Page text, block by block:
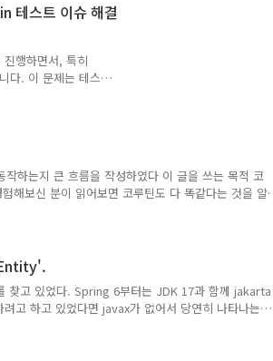
을 하기 위해서 사용
무엇인지, 왜 스프
액티브 선언문에서
테스트 이슈 해결
행하면서, 특히
다. 이 문제는 테스트
련이 있습니다. 디
하는 걸 봤습니다.
registered for
라미터들을 못찾는
하는지 큰 흐름을 작성하였다 이 글을 쓰는 목적 코
보신 분이 읽어보면 코루틴도 다 똑같다는 것을 알
사람이면 더 쉽게 이해하실 수 있을 것 같다. 그리고
풀에 있는 다른 쓰레드에 작업을 넘기는 프로그래밍
고 있었다. Spring 6부터는 JDK 17과 함께 jakarta
고 하고 있었다면 javax가 없어서 당연히 나타나는
를 gradle에서 명시하는 방법이 있어서 jakarta를 명
jpa:${queryDslVersion}"